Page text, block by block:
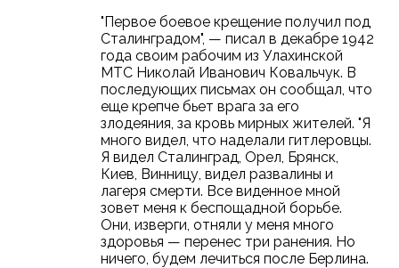
"Первое боевое крещение получил под
Сталинградом", — писал в декабре 1942
года своим рабочим из Улахинской
МТС Николай Иванович Ковальчук. В
последующих письмах он сообщал, что
еще крепче бьет врага за его
злодеяния, за кровь мирных жителей. "Я
много видел, что наделали гитлеровцы.
Я видел Сталинград, Орел, Брянск,
Киев, Винницу, видел развалины и
лагеря смерти. Все виденное мной
зовет меня к беспощадной борьбе.
Они, изверги, отняли у меня много
здоровья — перенес три ранения. Но
ничего, будем лечиться после Берлина.